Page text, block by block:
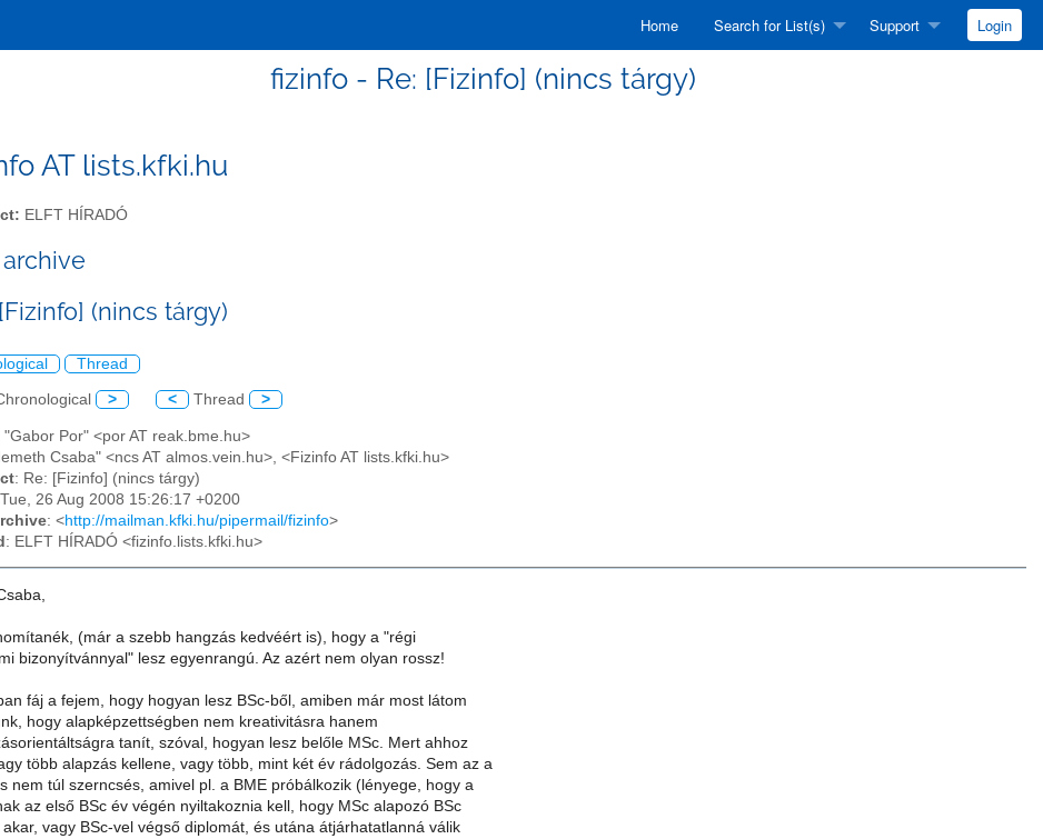
Home Search for List(s) Support Login
fizinfo - Re: [Fizinfo] (nincs tárgy)
AT lists.kfki.hu
ELFT HÍRADÓ
(nincs tárgy)
Thread
> < Thread >
"Gabor Por" <por AT reak.bme.hu>
Csaba" <ncs AT almos.vein.hu>, <Fizinfo AT lists.kfki.hu>
: Re: [Fizinfo] (nincs tárgy)
26 Aug 2008 15:26:17 +0200
: <http://mailman.kfki.hu/pipermail/fizinfo>
: ELFT HÍRADÓ <fizinfo.lists.kfki.hu>
(már a szebb hangzás kedvéért is), hogy a "régi
bizonyítvánnyal" lesz egyenrangú. Az azért nem olyan rossz!
fáj a fejem, hogy hogyan lesz BSc-ből, amiben már most látom
hogy alapképzettségben nem kreativitásra hanem
tanít, szóval, hogyan lesz belőle MSc. Mert ahhoz
több alapzás kellene, vagy több, mint két év rádolgozás. Sem az a
nem túl szerncsés, amivel pl. a BME próbálkozik (lényege, hogy a
az első BSc év végén nyiltakoznia kell, hogy MSc alapozó BSc
vagy BSc-vel végső diplomát, és utána átjárhatatlanná válik